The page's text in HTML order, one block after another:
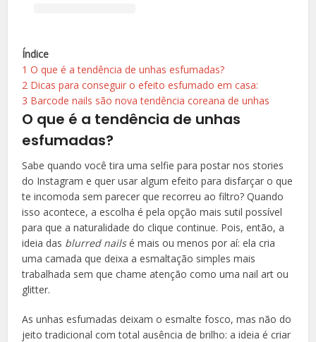
Índice
1 O que é a tendência de unhas esfumadas?
2 Dicas para conseguir o efeito esfumado em casa:
3 Barcode nails são nova tendência coreana de unhas
O que é a tendência de unhas
esfumadas?
Sabe quando você tira uma selfie para postar nos stories
do Instagram e quer usar algum efeito para disfarçar o que
te incomoda sem parecer que recorreu ao filtro? Quando
isso acontece, a escolha é pela opção mais sutil possível
para que a naturalidade do clique continue. Pois, então, a
ideia das blurred nailsé mais ou menos por aí: ela cria
uma camada que deixa a esmaltação simples mais
trabalhada sem que chame atenção como uma nail art ou
glitter.
As unhas esfumadas deixam o esmalte fosco, mas não do
jeito tradicional com total ausência de brilho: a ideia é criar